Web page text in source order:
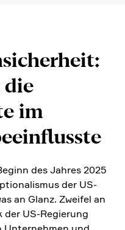
die
im
des Jahres 2025
der US-
an Glanz. Zweifel an
US-Regie­rung